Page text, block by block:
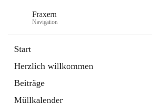
Fraxern
Navigation
Start
Herzlich willkommen
Beiträge
Müllkalender
Ordner
in
Tab
Formulare
öffnet